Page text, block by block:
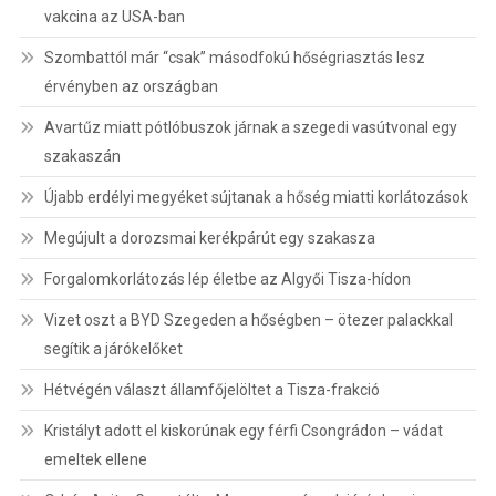
vakcina az USA-ban
Szombattól már “csak” másodfokú hőségriasztás lesz
érvényben az országban
Avartűz miatt pótlóbuszok járnak a szegedi vasútvonal egy
szakaszán
Újabb erdélyi megyéket sújtanak a hőség miatti korlátozások
Megújult a dorozsmai kerékpárút egy szakasza
Forgalomkorlátozás lép életbe az Algyői Tisza-hídon
Vizet oszt a BYD Szegeden a hőségben – ötezer palackkal
segítik a járókelőket
Hétvégén választ államfőjelöltet a Tisza-frakció
Kristályt adott el kiskorúnak egy férfi Csongrádon – vádat
emeltek ellene